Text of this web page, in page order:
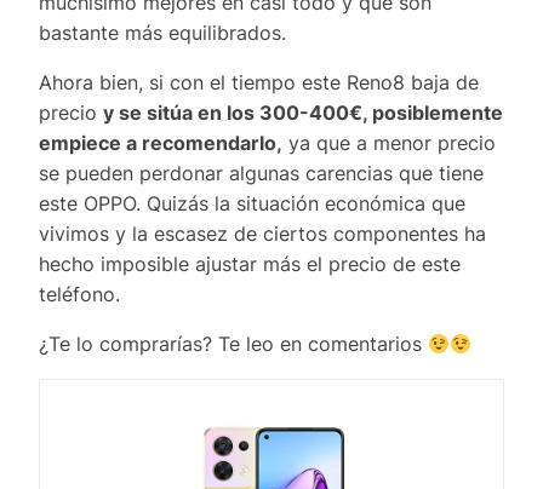
bastante más equilibrados.
Ahora bien, si con el tiempo este Reno8 baja de
precio y se sitúa en los 300-400€, posiblemente
empiece a recomendarlo, ya que a menor precio
se pueden perdonar algunas carencias que tiene
este OPPO. Quizás la situación económica que
vivimos y la escasez de ciertos componentes ha
hecho imposible ajustar más el precio de este
teléfono.
¿Te lo comprarías? Te leo en comentarios